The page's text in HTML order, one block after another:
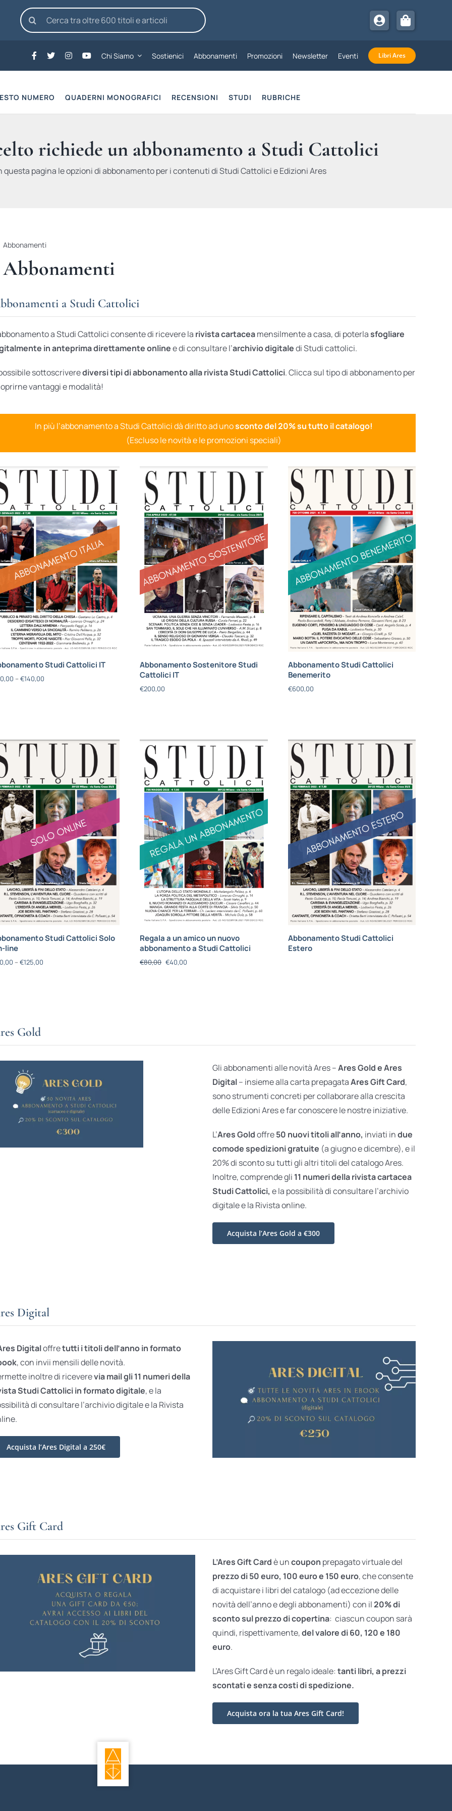
Cerca
per:
Chi Siamo Sostienici Abbonamenti Promozioni Newsletter Eventi Libri Ares
NUMERO QUADERNI MONOGRAFICI RECENSIONI STUDI RUBRICHE
richiede un abbonamento a Studi Cattolici
questa pagina le opzioni di abbonamento per i contenuti di Studi Cattolici e Edizioni Ares
Abbonamenti
Abbonamenti
a Studi Cattolici
a Studi Cattolici consente di ricevere la rivista cartaceamensilmente a casa, di poterlasfogliare
in anteprima direttamente onlinee di consultare l’archivio digitaledi Studi cattolici.
sottoscriverediversi tipi di abbonamento alla rivista Studi Cattolici. Clicca sul tipo di abbonamento per
vantaggi e modalità!
In più l’abbonamento a Studi Cattolici dà diritto ad unosconto del 20% su tutto il catalogo!
(Escluso le novità e le promozioni speciali)
Studi Cattolici IT
– €140,00
Abbonamento Sostenitore Studi
Cattolici IT
€200,00
Abbonamento Studi Cattolici
Benemerito
€600,00
Studi Cattolici Solo
line
– €125,00
Regala a un amico un nuovo
abbonamento a Studi Cattolici
€80,00 €40,00
Abbonamento Studi Cattolici
Estero
Gold
Gli abbonamenti alle novità Ares –Ares Gold e Ares
Digital– insieme alla carta prepagataAres Gift Card,
sono strumenti concreti per collaborare alla crescita
delle Edizioni Ares e far conoscere le nostre iniziative.
L’Ares Goldoffre50 nuovi titoli all’anno, inviati indue
comode spedizioni gratuite (a giugno e dicembre), e il
20% di sconto su tutti gli altri titoli del catalogo Ares.
Inoltre, comprende gli 11 numeri della rivista cartacea
Studi Cattolici, e la possibilità di consultare l’archivio
digitale e la Rivista online.
Acquista l’Ares Gold a €300
Digital
Digitaloffretutti i titoli dell’anno in formato
, con invii mensili delle novità.
inoltre di riceverevia mail gli 11 numeri della
Studi Cattolici in formato digitale, e la
di consultare l’archivio digitale e la Rivista
Acquista l’Ares Digital a 250€
Gift Card
L’Ares Gift Cardè uncoupon prepagato virtuale del
prezzo di 50 euro, 100 euro e 150 euro, che consente
di acquistare i libri del catalogo (ad eccezione delle
novità dell’anno e degli abbonamenti) con il20% di
sconto sul prezzo di copertina: ciascun coupon sarà
quindi, rispettivamente,del valore di 60, 120 e 180
euro.
L’Ares Gift Card è un regalo ideale: tanti libri, a prezzi
scontati esenza costi di spedizione.
Acquista ora la tua Ares Gift Card!